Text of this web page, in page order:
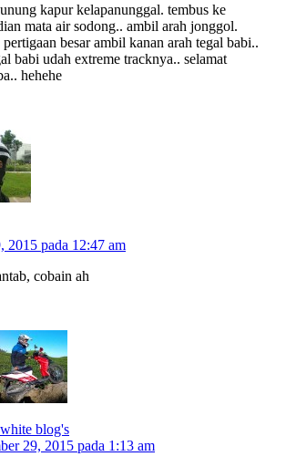
kapur kelapanunggal. tembus ke
mata air sodong.. ambil arah jonggol.
besar ambil kanan arah tegal babi..
babi udah extreme tracknya.. selamat
hehehe
2015 pada 12:47 am
cobain ah
blog's
29, 2015 pada 1:13 am